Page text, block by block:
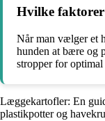
Hvilke
Når man vælger et
hunden at bære og
stropper for optimal
Læggekartofler: En
plastikpotter og